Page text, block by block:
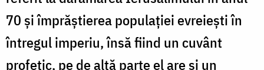
70 și împrăștierea populației evreiești în
întregul imperiu, însă fiind un cuvânt
profetic, pe de altă parte el are și un